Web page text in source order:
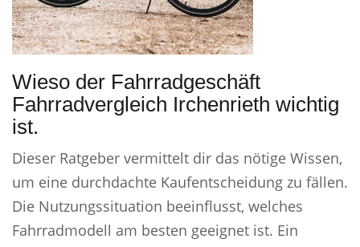
Wieso der Fahrradgeschäft
Fahrradvergleich Irchenrieth wichtig
ist.
Dieser Ratgeber vermittelt dir das nötige Wissen,
um eine durchdachte Kaufentscheidung zu fällen.
Die Nutzungssituation beeinflusst, welches
Fahrradmodell am besten geeignet ist. Ein